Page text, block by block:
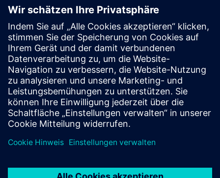
Persönliches Angebot zusenden
Anfrage Exklusivtraining
Haben Sie Bedarf an einem höheren Schulungsangebot und
brauchen ein exklusives Training – entweder vor Ort bei Ihnen,
virtuell oder in einem SITRAIN Trainingscenter? Nachdem Sie
uns Ihre persönlichen Daten und Ihren Trainingsbedarf
übermittelt haben, bekommen Sie von uns ein Angebot für eine
exklusive Schulung.
Exklusives Angebot anfragen